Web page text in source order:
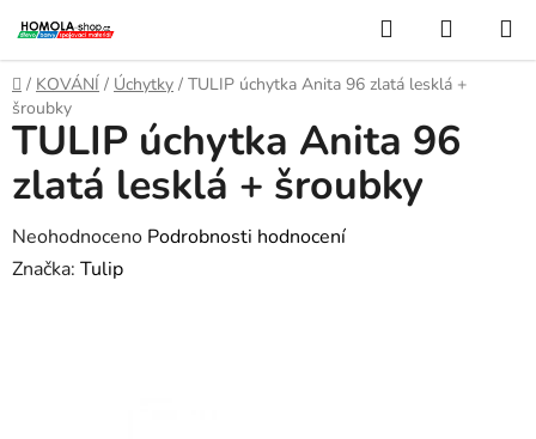
na
obsah
Hledat
KOŠÍK
Domů
/ KOVÁNÍ / Úchytky / TULIP úchytka Anita 96 zlatá lesklá +
šroubky
TULIP úchytka Anita 96
zlatá lesklá + šroubky
Průměrné
hodnocení
Neohodnoceno Podrobnosti hodnocení
Značka: Tulip